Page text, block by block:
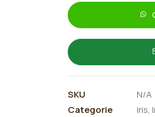
SKU
N/A
Categorie
Iris,